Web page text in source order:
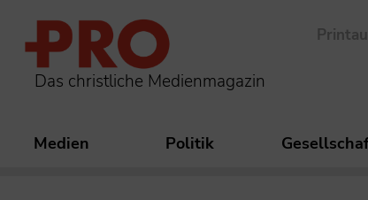
Das christliche Medienmagazin
Medien Politik